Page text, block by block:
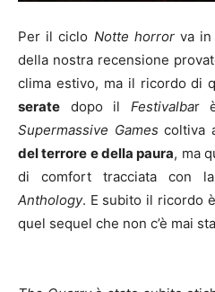
Per il ciclo Notte horrorva in
della nostra recensione
clima estivo, ma il ricordo di
serate dopo il Festivalbar
Supermassive Games coltiva
del terrore e della paura, ma
di comfort tracciata con
Anthology. E subito il ricordo
quel sequel che non c’è mai